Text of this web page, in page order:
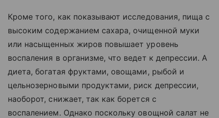
Кроме того, как показывают исследования, пища с
высоким содержанием сахара, очищенной муки
или насыщенных жиров повышает уровень
воспаления в организме, что ведет к депрессии. А
диета, богатая фруктами, овощами, рыбой и
цельнозерновыми продуктами, риск депрессии,
наоборот, снижает, так как борется с
воспалением. Однако поскольку овощной салат не